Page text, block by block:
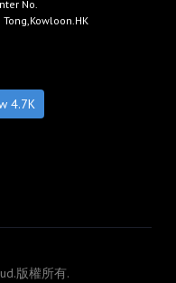
No.
Tong,Kowloon.HK
4.7K
版權所有.